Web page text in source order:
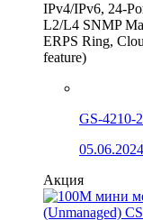
IPv4/IPv6, 24-
L2/L4 SNMP
ERPS Ring,
feature)
GS-4210-
05.06.2024
Акция